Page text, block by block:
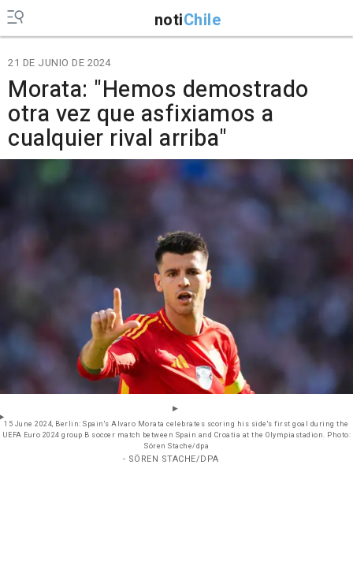
notiChile
21 DE JUNIO DE 2024
Morata: "Hemos demostrado
otra vez que asfixiamos a
cualquier rival arriba"
15 June 2024, Berlin: Spain's Alvaro Morata celebrates scoring his side's first goal during the
UEFA Euro 2024 group B soccer match between Spain and Croatia at the Olympiastadion. Photo:
Sören Stache/dpa
- SÖREN STACHE/DPA